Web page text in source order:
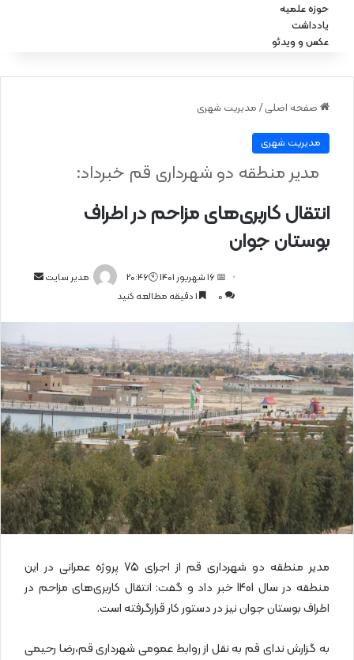
حوزه علمیه
یادداشت
عکس و ویدئو
صفحه اصلی / مدیریت شهری
مدیریت شهری
انتقال کاربری‌های مزاحم در اطراف
بوستان جوان
مدیر منطقه دو شهرداری قم خبرداد:
مدیر سایت
ل
ا
ی
م
ی
ل
📅 16 شهریور 1401 🕙20:46
0
مدیر منطقه دو شهرداری قم از اجرای 75 پروژه عمرانی در این
منطقه در سال 1401 خبر داد و گفت: انتقال کاربری‌های مزاحم در
اطراف بوستان جوان نیز در دستور کار قرارگرفته است.
به گزارش ندای قم به نقل از روابط عمومی شهرداری قم،رضا رحیمی